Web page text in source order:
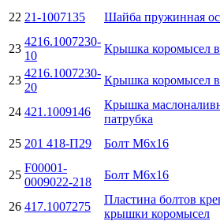
22 21-1007135 Шайба пружинная
23
4216.1007230-
10
Крышка коромысел в
23
4216.1007230-
20
Крышка коромысел в
24 421.1009146
Крышка
патрубка
25 201 418-П29 Болт М6х16
25
F00001-
0009022-218
Болт М6х16
26 417.1007275
Пластина болтов
крышки коромысел